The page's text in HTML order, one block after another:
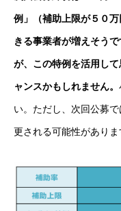
例」（補助上限が５０
きる事業者が増えそう
が、この特例を活用し
ャンスかもしれません。
い。ただし、次回公募
更される可能性がありま